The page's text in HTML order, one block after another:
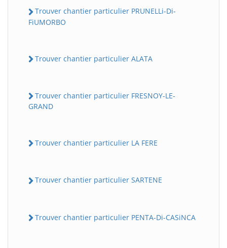
Trouver chantier particulier PRUNELLi-Di-
FiUMORBO
Trouver chantier particulier ALATA
Trouver chantier particulier FRESNOY-LE-
GRAND
Trouver chantier particulier LA FERE
Trouver chantier particulier SARTENE
Trouver chantier particulier PENTA-Di-CASiNCA